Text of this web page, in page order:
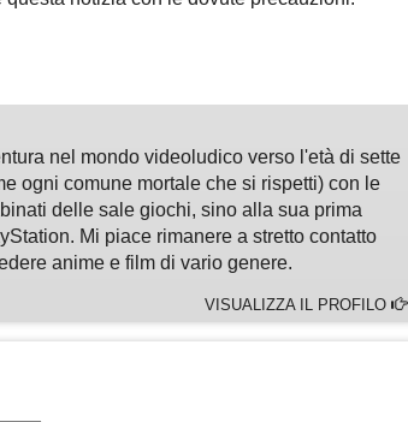
nel mondo videoludico verso l'età di sette
ogni comune mortale che si rispetti) con le
delle sale giochi, sino alla sua prima
Mi piace rimanere a stretto contatto
anime e film di vario genere.
VISUALIZZA IL PROFILO